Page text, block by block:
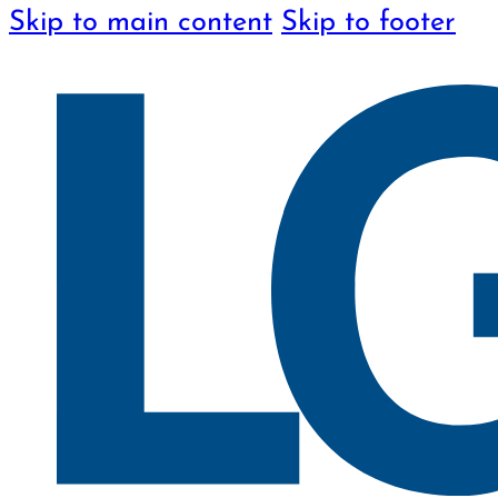
Skip to main content Skip to footer